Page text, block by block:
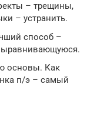
– трещины,
– устранить.
способ –
основы. Как
п/э – самый